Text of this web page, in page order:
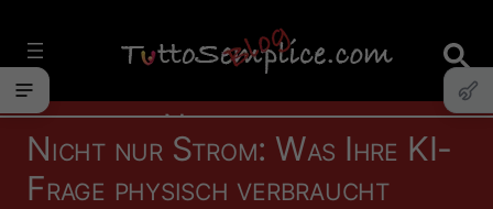
contenuto
Nachrichten
Nicht nur Strom: Was Ihre KI-
Frage physisch verbraucht